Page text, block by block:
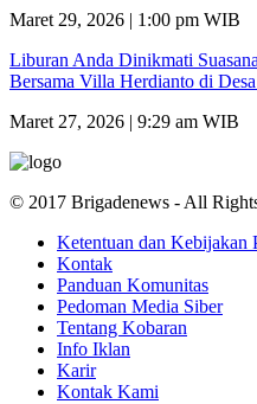
Maret 29, 2026 | 1:00 pm WIB
Liburan Anda Dinikmati
Bersama Villa Herdianto di
Maret 27, 2026 | 9:29 am WIB
© 2017 Brigadenews - All
Ketentuan dan Kebijakan
Kontak
Panduan Komunitas
Pedoman Media Siber
Tentang Kobaran
Info Iklan
Karir
Kontak Kami